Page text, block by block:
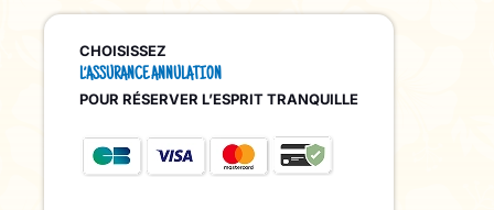
CHOISISSEZ
L’ASSURANCE ANNULATION
POUR RÉSERVER L’ESPRIT TRANQUILLE